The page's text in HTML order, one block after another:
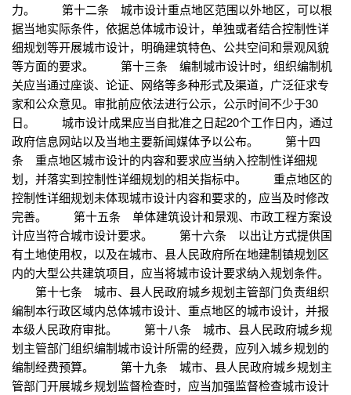
力。 第十二条 城市设计重点地区范围以外地区，可以根
据当地实际条件，依据总体城市设计，单独或者结合控制性详
细规划等开展城市设计，明确建筑特色、公共空间和景观风貌
等方面的要求。 第十三条 编制城市设计时，组织编制机
关应当通过座谈、论证、网络等多种形式及渠道，广泛征求专
家和公众意见。审批前应依法进行公示，公示时间不少于30
日。 城市设计成果应当自批准之日起20个工作日内，通过
政府信息网站以及当地主要新闻媒体予以公布。 第十四
条 重点地区城市设计的内容和要求应当纳入控制性详细规
划，并落实到控制性详细规划的相关指标中。 重点地区的
控制性详细规划未体现城市设计内容和要求的，应当及时修改
完善。 第十五条 单体建筑设计和景观、市政工程方案设
计应当符合城市设计要求。 第十六条 以出让方式提供国
有土地使用权，以及在城市、县人民政府所在地建制镇规划区
内的大型公共建筑项目，应当将城市设计要求纳入规划条件。
第十七条 城市、县人民政府城乡规划主管部门负责组织
编制本行政区域内总体城市设计、重点地区的城市设计，并报
本级人民政府审批。 第十八条 城市、县人民政府城乡规
划主管部门组织编制城市设计所需的经费，应列入城乡规划的
编制经费预算。 第十九条 城市、县人民政府城乡规划主
管部门开展城乡规划监督检查时，应当加强监督检查城市设计